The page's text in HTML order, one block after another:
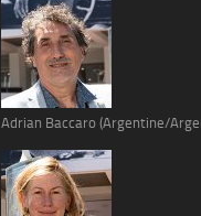
Adrian Baccaro (Argentine/